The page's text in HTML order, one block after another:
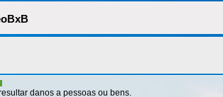
danos a pessoas ou bens.